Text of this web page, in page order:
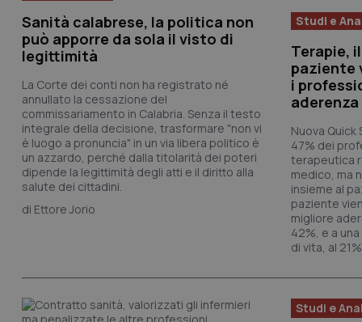
Sanità calabrese, la politica non
può apporre da sola il visto di
legittimità
La Corte dei conti non ha registrato né
annullato la cessazione del
commissariamento in Calabria. Senza il testo
integrale della decisione, trasformare "non vi
è luogo a pronuncia" in un via libera politico è
un azzardo, perché dalla titolarità dei poteri
dipende la legittimità degli atti e il diritto alla
salute dei cittadini.
Ettore Jorio
Studi e
Terapie,
paziente
i
Nuova Quick
47% dei
terapeutica
medico, ma
insieme al
paziente
migliore
42%, e a
di vita, al
Studi e
Nome
tracking-sites-
tracking-enable
tracking-sites-
session-id